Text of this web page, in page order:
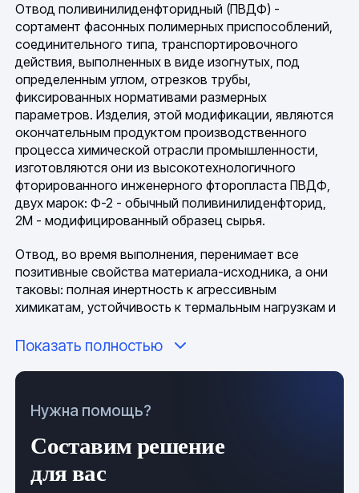
Отвод поливинилиденфторидный (ПВДФ) -
сортамент фасонных полимерных приспособлений,
соединительного типа, транспортировочного
действия, выполненных в виде изогнутых, под
определенным углом, отрезков трубы,
фиксированных нормативами размерных
параметров. Изделия, этой модификации, являются
окончательным продуктом производственного
процесса химической отрасли промышленности,
изготовляются они из высокотехнологичного
фторированного инженерного фторопласта ПВДФ,
двух марок: Ф-2 - обычный поливинилиденфторид,
2М - модифицированный образец сырья.
Отвод, во время выполнения, перенимает все
позитивные свойства материала-исходника, а они
таковы: полная инертность к агрессивным
химикатам, устойчивость к термальным нагрузкам и
отсутствие физического старения, отличные
трения, биологическая безопасность, хорошая
влияниям, водонепроницаемость. С учетом этих
использоваться и храниться в любых погодно-
в своем физико-химическом состоянии.
Показать полностью
Нужна помощь?
Составим решение
для вас